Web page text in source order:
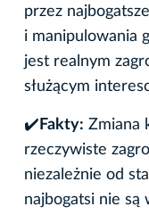
przez
i manipulowania
jest realnym
służącym
✔ ️Fakty: Zmiana
rzeczywiste
niezależnie od
najbogatsi nie są